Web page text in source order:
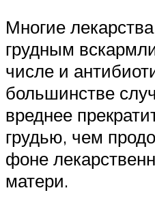
Многие
грудным
числе и
большинстве
вреднее
грудью, чем
фоне
матери.